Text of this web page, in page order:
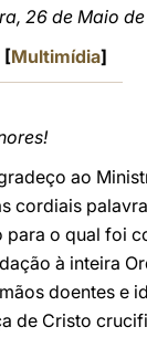
26 de Maio de
[Multimídia]
ao
cordiais
para o qual foi
à inteira
doentes e
de Cristo